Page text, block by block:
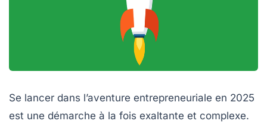
Se lancer dans l’aventure entrepreneuriale en 2025
est une démarche à la fois exaltante et complexe.